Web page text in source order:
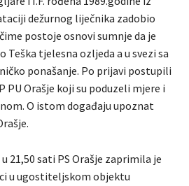
dežurnog liječnika zadobio
postoje osnovi sumnje da je
Teška tjelesna ozljeda a u svezi sa
ponašanje. Po prijavi postupili
PU Orašje koji su poduzeli mjere i
O istom događaju upoznat
21,50 sati PS Orašje zaprimila je
u ugostiteljskom objektu